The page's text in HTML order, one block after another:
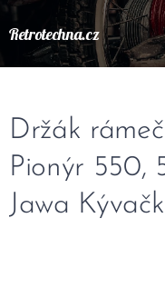
Retrotechna.cz
Držák
Pionýr 550,
Jawa